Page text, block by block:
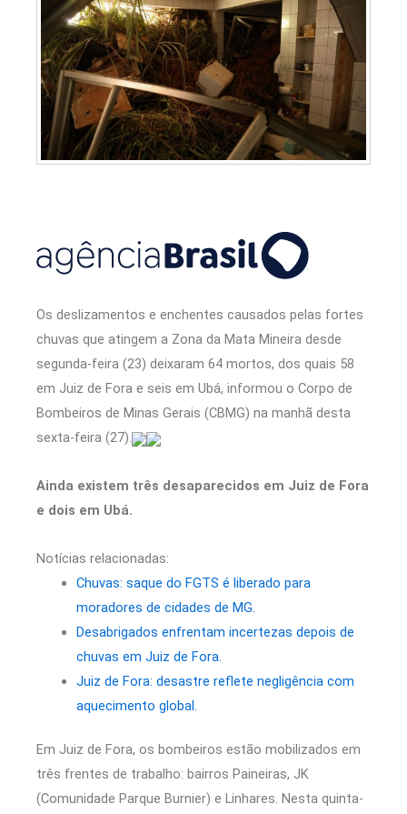
Os deslizamentos e enchentes causados pelas fortes
chuvas que atingem a Zona da Mata Mineira desde
segunda-feira (23) deixaram 64 mortos, dos quais 58
em Juiz de Fora e seis em Ubá, informou o Corpo de
Bombeiros de Minas Gerais (CBMG) na manhã desta
sexta-feira (27).
Ainda existem três desaparecidos em Juiz de Fora
e dois em Ubá.
Notícias relacionadas:
Chuvas: saque do FGTS é liberado para
moradores de cidades de MG.
Desabrigados enfrentam incertezas depois de
chuvas em Juiz de Fora.
Juiz de Fora: desastre reflete negligência com
aquecimento global.
Em Juiz de Fora, os bombeiros estão mobilizados em
três frentes de trabalho: bairros Paineiras, JK
(Comunidade Parque Burnier) e Linhares. Nesta quinta-